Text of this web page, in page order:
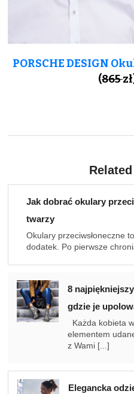
PORSCHE DESIGN
(865
Jak dobrać okulary
twarzy
Okulary przeciwsłoneczne
dodatek. Po pierwsze
8
gdzie je
Każda kobieta
elementem
z Wami [...]
Elegancka